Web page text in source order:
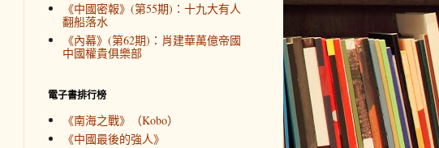
《中國密報》(第55期)：十九大有人
翻船落水
《內幕》(第62期)：肖建華萬億帝國
中國權貴俱樂部
電子書排行榜
《南海之戰》（Kobo）
《中國最後的強人》